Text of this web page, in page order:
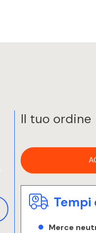
Il tuo ordine
Tempi
Merce